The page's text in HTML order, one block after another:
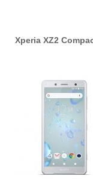
Xperia XZ2